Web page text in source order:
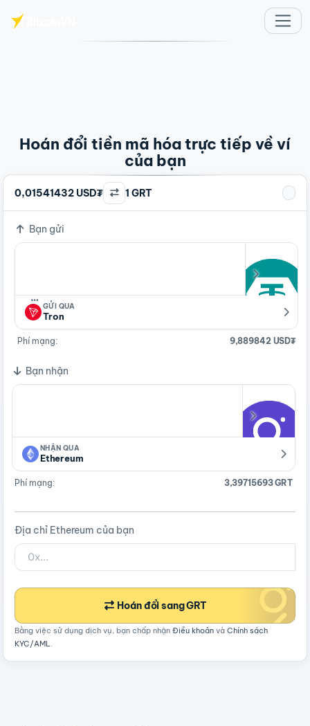
Hoán đổi tiền mã hóa trực tiếp về ví
của bạn
0,01541432 USD₮ 1 GRT
Bạn gửi
…
GỬI QUA
Tron
Phí mạng: 9,889842 USD₮
Bạn nhận
NHẬN QUA
Ethereum
Phí mạng: 3,39715693 GRT
Địa chỉ Ethereum của bạn
Hoán đổi sang GRT
Bằng việc sử dụng dịch vụ, bạn chấp nhận Điều khoản và Chính sách
KYC/AML.